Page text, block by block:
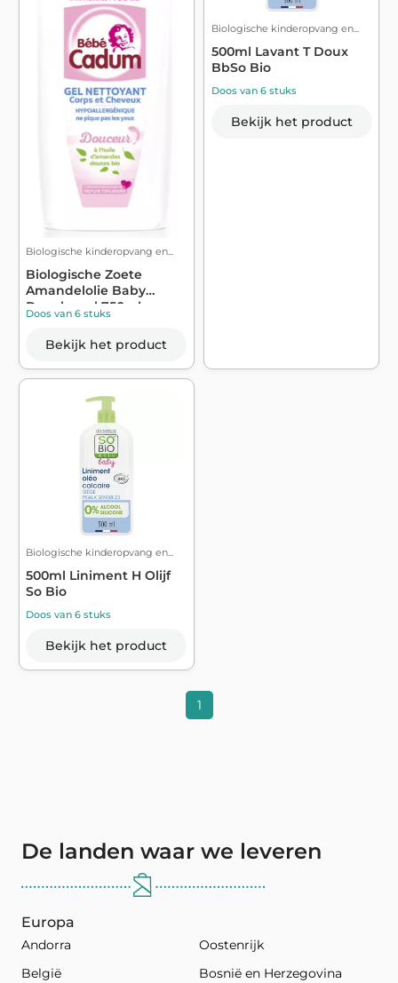
Biologische kinderopvang en...
Biologische Zoete
Amandelolie Baby
Douchegel 750ml - ...
Doos van 6 stuks
Bekijk het product
Biologische kinderopvang en...
500ml Lavant T Doux
BbSo Bio
Doos van 6 stuks
Bekijk het product
Biologische kinderopvang en...
500ml Liniment H Olijf
So Bio
Doos van 6 stuks
Bekijk het product
1
De landen waar we leveren
Europa
Andorra
Oostenrijk
België
Bosnië en Herzegovina